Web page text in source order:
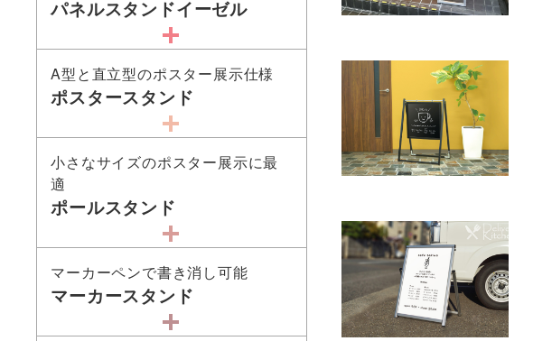
パネルスタンドイーゼル
A型と直立型のポスター展示仕様
ポスタースタンド
小さなサイズのポスター展示に最
適
ポールスタンド
マーカーペンで書き消し可能
マーカースタンド